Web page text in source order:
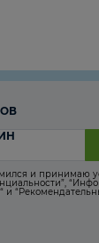
и принимаю
,
и